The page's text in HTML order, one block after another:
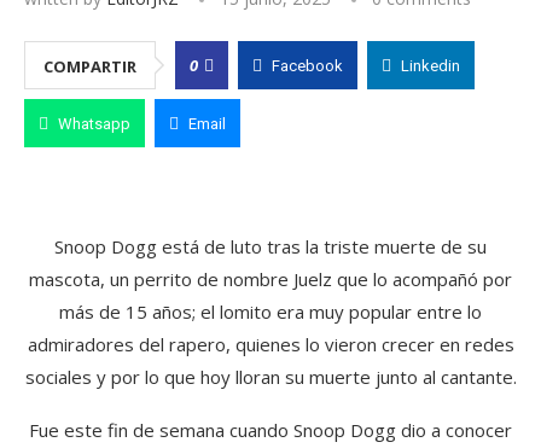
COMPARTIR 0 Facebook Linkedin
Whatsapp Email
Snoop Dogg está de luto tras la triste muerte de su
mascota, un perrito de nombre Juelz que lo acompañó por
más de 15 años; el lomito era muy popular entre lo
admiradores del rapero, quienes lo vieron crecer en redes
sociales y por lo que hoy lloran su muerte junto al cantante.
Fue este fin de semana cuando Snoop Dogg dio a conocer